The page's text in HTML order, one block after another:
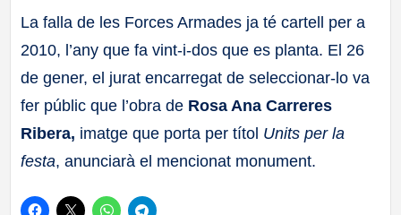
La falla de les Forces Armades ja té cartell per a
2010, l’any que fa vint-i-dos que es planta. El 26
de gener, el jurat encarregat de seleccionar-lo va
fer públic que l’obra de Rosa Ana Carreres
Ribera, imatge que porta per títol Units per la
festa, anunciarà el mencionat monument.